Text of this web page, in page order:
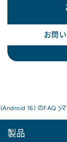
お問
16) のFAQ
製品